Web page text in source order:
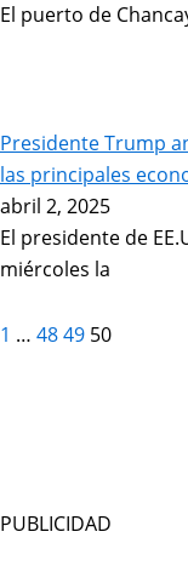
El puerto de
Presidente Trump
las principales
abril 2, 2025
El presidente de
miércoles la
1 … 4849 50
PUBLICIDAD